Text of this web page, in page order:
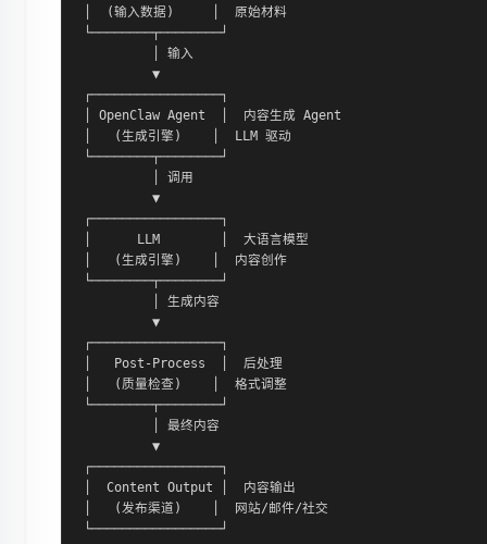
│  (输入数据)     │  原始材料
└────────┬────────┘
         │ 输入
         ▼
┌─────────────────┐
│ OpenClaw Agent  │  内容生成 Agent
│   (生成引擎)    │  LLM 驱动
└────────┬────────┘
         │ 调用
         ▼
┌─────────────────┐
│      LLM        │  大语言模型
│   (生成引擎)    │  内容创作
└────────┬────────┘
         │ 生成内容
         ▼
┌─────────────────┐
│   Post-Process  │  后处理
│   (质量检查)    │  格式调整
└────────┬────────┘
         │ 最终内容
         ▼
┌─────────────────┐
│  Content Output │  内容输出
│   (发布渠道)    │  网站/邮件/社交
└─────────────────┘